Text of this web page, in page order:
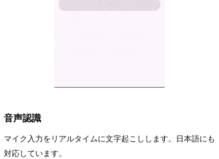
音声認識
マイク入力をリアルタイムに文字起こしします。日本語にも
対応しています。